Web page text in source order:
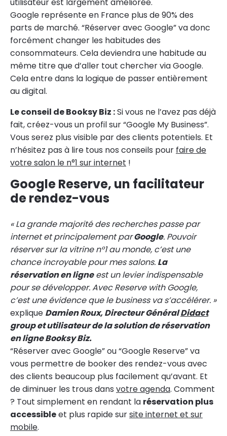
Google représente en France plus de 90% des
parts de marché. “Réserver avec Google” va donc
forcément changer les habitudes des
consommateurs. Cela deviendra une habitude au
même titre que d’aller tout chercher via Google.
Cela entre dans la logique de passer entièrement
au digital.
Le conseil de Booksy Biz :Si vous ne l’avez pas déjà
fait, créez-vous un profil sur “Google My Business”.
Vous serez plus visible par des clients potentiels. Et
n’hésitez pas à lire tous nos conseils pour faire de
votre salon le n°1 sur internet !
Google Reserve, un facilitateur
de rendez-vous
« La grande majorité des recherches passe par
internet et principalement parGoogle. Pouvoir
réserver sur la vitrine n°1 au monde, c’est une
chance incroyable pour mes salons. La
réservation en ligneest un levier indispensable
pour se développer. Avec Reserve with Google,
c’est une évidence que le business va s’accélérer. »
explique Damien Roux, Directeur GénéralDidact
group et utilisateur de la solution de réservation
en ligne Booksy Biz.
“Réserver avec Google” ou “Google Reserve” va
vous permettre de booker des rendez-vous avec
des clients beaucoup plus facilement qu’avant. Et
de diminuer les trous dans votre agenda. Comment
? Tout simplement en rendant la réservation plus
accessibleet plus rapide sursite internet et sur
mobile.